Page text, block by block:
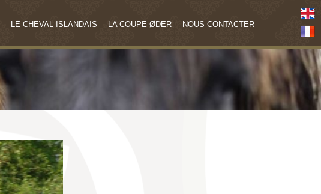
LE CHEVAL ISLANDAIS LA COUPE ØDER NOUS CONTACTER